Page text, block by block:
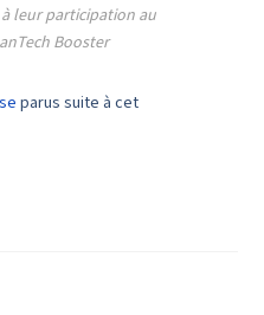
leur participation au
Booster
parus suite à cet